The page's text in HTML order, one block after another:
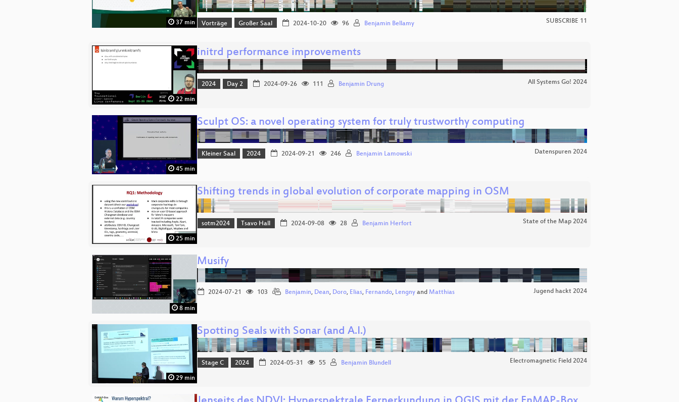
37 min Vorträge Großer Saal 2024-10-20 96 Benjamin Bellamy SUBSCRIBE 11
22 min
initrd performance improvements
2024 Day 2 2024-09-26 111 Benjamin Drung All Systems Go! 2024
45 min
Sculpt OS: a novel operating system for truly trustworthy computing
Kleiner Saal 2024 2024-09-21 246 Benjamin Lamowski Datenspuren 2024
25 min
Shifting trends in global evolution of corporate mapping in OSM
sotm2024 Tsavo Hall 2024-09-08 28 Benjamin Herfort State of the Map 2024
8 min
Musify
2024-07-21 103 Benjamin, Dean, Doro, Elias, Fernando, Lengny and Matthias Jugend hackt 2024
29 min
Spotting Seals with Sonar (and A.I.)
Stage C 2024 2024-05-31 55 Benjamin Blundell Electromagnetic Field 2024